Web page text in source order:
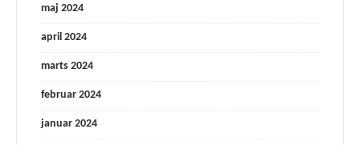
maj 2024
april 2024
marts 2024
februar 2024
januar 2024